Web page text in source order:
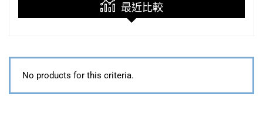
最近比較
No products for this criteria.